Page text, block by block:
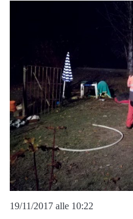
19/11/2017 alle 10:22